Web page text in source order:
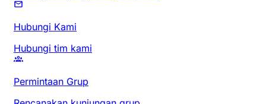
Hubungi Kami
Hubungi tim kami
Permintaan Grup